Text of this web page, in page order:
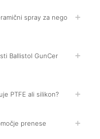
spray za nego
Ballistol GunCer
PTFE ali silikon?
prenese